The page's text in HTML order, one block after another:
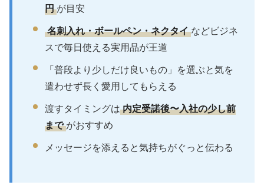
円 が目安
名刺入れ・ボールペン・ネクタイ などビジネ
スで毎日使える実用品が王道
「普段より少しだけ良いもの」を選ぶと気を
遣わせず長く愛用してもらえる
渡すタイミングは内定受諾後〜入社の少し前
まで がおすすめ
メッセージを添えると気持ちがぐっと伝わる